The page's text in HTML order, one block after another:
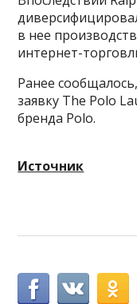
в нее
интернет-
Ранее
заявку The Polo
бренда Polo.
Источник